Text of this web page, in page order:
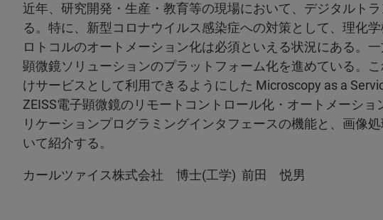
近年、研究開発・生産・教育等の現場において、デジタルト
る。特に、新型コロナウイルス感染症への対策として、理化
ロトコルのオートメーション化は必須といえる状況にある。
顕微鏡ソリューションのプラットフォーム化を進めている。
けサービスとして利用できるようにした Microscopy as a
ZEISS電子顕微鏡のリモートコントロール化・オートメーシ
リケーションプログラミングインタフェースの機能と、画像
いて紹介する。
カールツァイス株式会社 博士(工学) 前田 悦男